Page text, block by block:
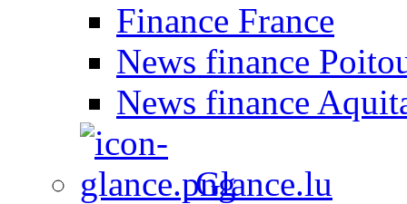
Finance France
News finance
News finance
Glance.lu